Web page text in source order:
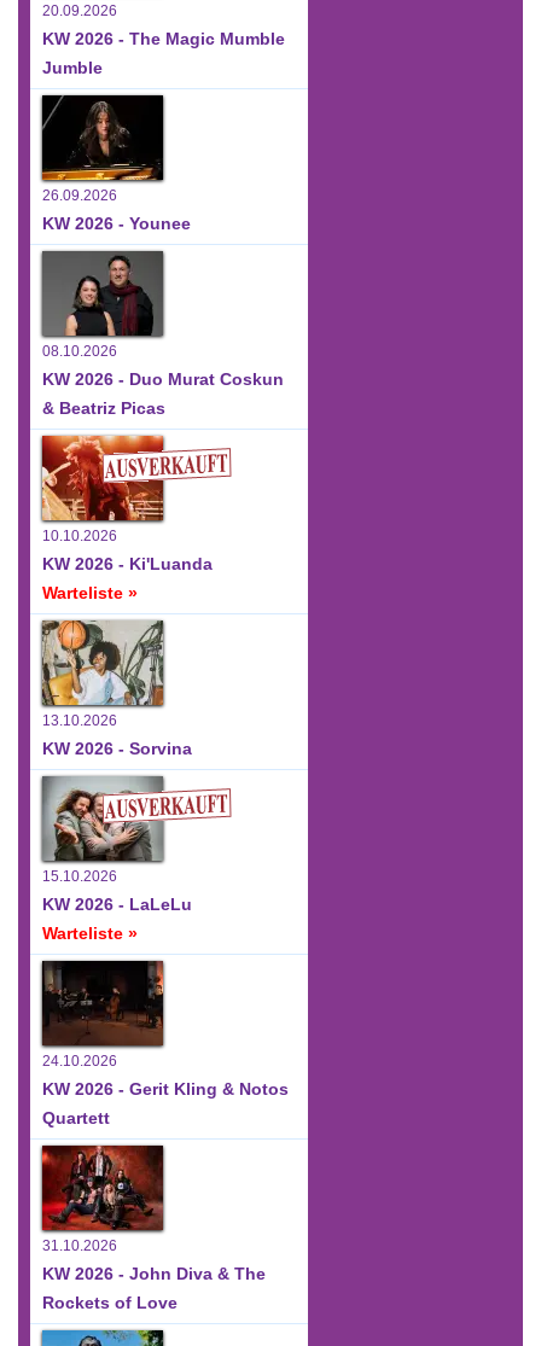
20.09.2026
KW 2026 - The Magic Mumble
Jumble
26.09.2026
KW 2026 - Younee
08.10.2026
KW 2026 - Duo Murat Coskun
& Beatriz Picas
10.10.2026
KW 2026 - Ki'Luanda
Warteliste »
13.10.2026
KW 2026 - Sorvina
15.10.2026
KW 2026 - LaLeLu
Warteliste »
24.10.2026
KW 2026 - Gerit Kling & Notos
Quartett
31.10.2026
KW 2026 - John Diva & The
Rockets of Love